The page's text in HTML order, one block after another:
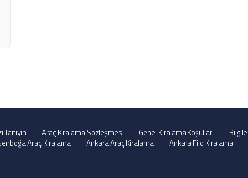
Tanıyın Araç Kiralama Sözleşmesi Genel Kiralama Koşulları
Araç Kiralama
Ankara Araç Kiralama Ankara Filo Kiralama